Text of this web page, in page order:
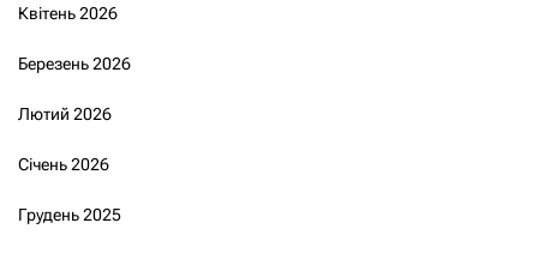
Квітень 2026
Березень 2026
Лютий 2026
Січень 2026
Грудень 2025